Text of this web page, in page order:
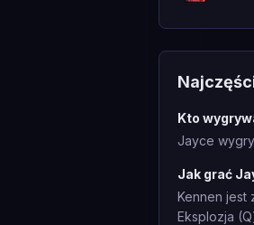
Kto
Jayce
Jak grać
Kennen jest
Eksplozja